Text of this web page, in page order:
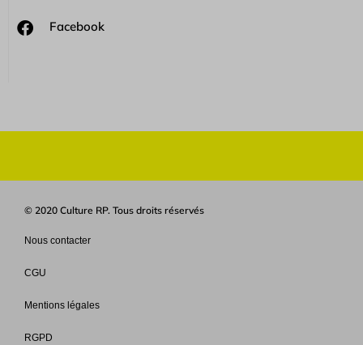
Facebook
© 2020 Culture RP. Tous droits réservés
Nous contacter
CGU
Mentions légales
RGPD